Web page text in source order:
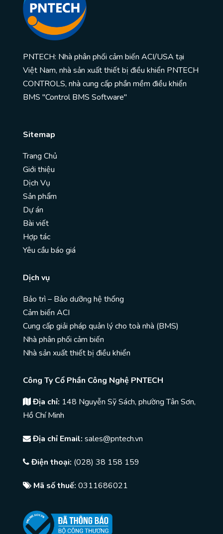
PNTECH: Nhà phân phối cảm biến ACI/USA tại
Việt Nam, nhà sản xuất thiết bị điều khiển PNTECH
CONTROLS, nhà cung cấp phần mềm điều khiển
BMS "Control BMS Software"
Sitemap
Trang Chủ
Giới thiệu
Dịch Vụ
Sản phẩm
Dự án
Bài viết
Hợp tác
Yêu cầu báo giá
Dịch vụ
Bảo trì – Bảo dưỡng hệ thống
Cảm biến ACI
Cung cấp giải pháp quản lý cho toà nhà (BMS)
Nhà phân phối cảm biến
Nhà sản xuất thiết bị điều khiển
Công Ty Cổ Phần Công Nghệ PNTECH
Địa chỉ: 148 Nguyễn Sỹ Sách, phường Tân Sơn,
Hồ Chí Minh
Địa chỉ Email: sales@pntech.vn
Điện thoại: (028) 38 158 159
Mã số thuế: 0311686021